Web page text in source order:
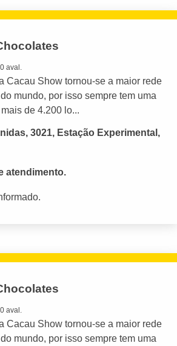
0 aval.
Cacau Show tornou-se a maior rede
mundo, por isso sempre tem uma
de 4.200 lo...
3021, Estação Experimental,
atendimento.
0 aval.
Cacau Show tornou-se a maior rede
mundo, por isso sempre tem uma